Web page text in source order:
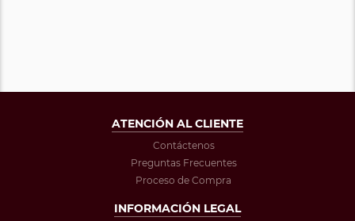
ATENCIÓN AL CLIENTE
Contáctenos
Preguntas Frecuentes
Proceso de Compra
INFORMACIÓN LEGAL